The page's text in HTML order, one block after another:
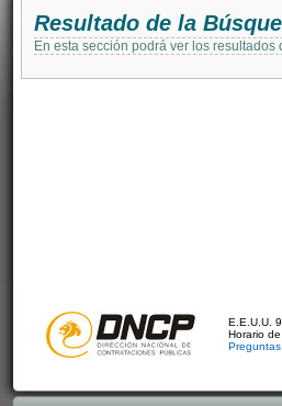
Resultado de la
En esta sección podrá ver los
E.E.U.U.
Horario